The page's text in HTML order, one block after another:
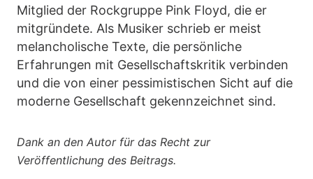
Mitglied der Rockgruppe Pink Floyd, die er
mitgründete. Als Musiker schrieb er meist
melancholische Texte, die persönliche
Erfahrungen mit Gesellschaftskritik verbinden
und die von einer pessimistischen Sicht auf die
moderne Gesellschaft gekennzeichnet sind.
Dank an den Autor für das Recht zur
Veröffentlichung des Beitrags.